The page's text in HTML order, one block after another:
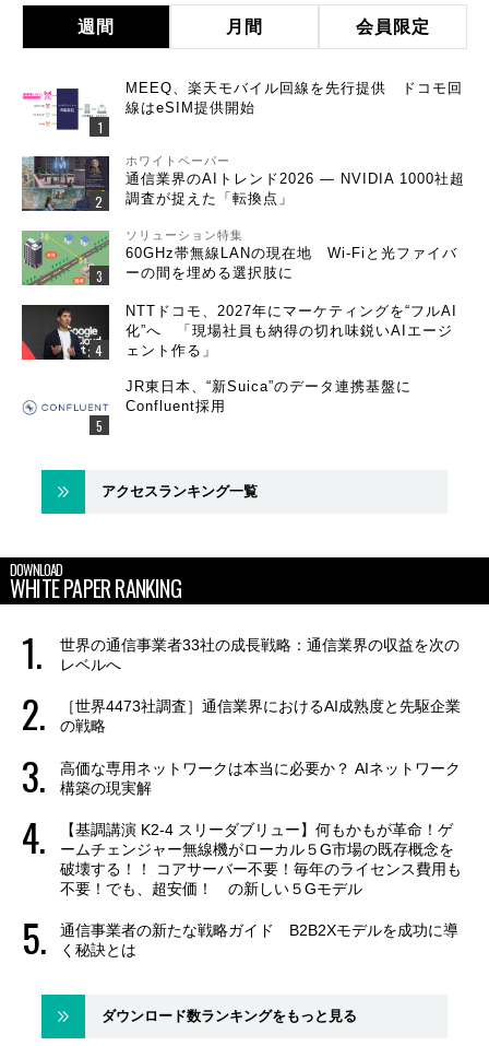
週間 月間 会員限定
MEEQ、楽天モバイル回線を先行提供 ドコモ回
線はeSIM提供開始
ホワイトペーパー
通信業界のAIトレンド2026 ― NVIDIA 1000社超
調査が捉えた「転換点」
ソリューション特集
60GHz帯無線LANの現在地 Wi-Fiと光ファイバ
ーの間を埋める選択肢に
NTTドコモ、2027年にマーケティングを“フルAI
化”へ 「現場社員も納得の切れ味鋭いAIエージ
ェント作る」
JR東日本、“新Suica”のデータ連携基盤に
Confluent採用
アクセスランキング一覧
DOWNLOAD
WHITE PAPER RANKING
世界の通信事業者33社の成長戦略：通信業界の収益を次の
レベルへ
［世界4473社調査］通信業界におけるAI成熟度と先駆企業
の戦略
高価な専用ネットワークは本当に必要か？ AIネットワーク
構築の現実解
【基調講演 K2-4 スリーダブリュー】何もかもが革命！ゲ
ームチェンジャー無線機がローカル５G市場の既存概念を
破壊する！！ コアサーバー不要！毎年のライセンス費用も
不要！でも、超安価！ の新しい５Gモデル
通信事業者の新たな戦略ガイド B2B2Xモデルを成功に導
く秘訣とは
ダウンロード数ランキングをもっと見る